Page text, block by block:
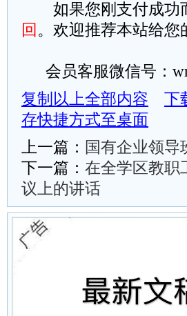
如果您刚支付成功
回 。欢迎推荐本站给您
会员客服微信号：
复制以上全部内容
下
存快捷方式至桌面
上一篇： 国有企业领导
下一篇： 在全学区教职
议上的讲话